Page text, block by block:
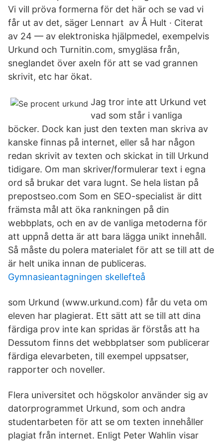
Vi vill pröva formerna för det här och se vad vi
får ut av det, säger Lennart av Å Hult · Citerat
av 24 — av elektroniska hjälpmedel, exempelvis
Urkund och Turnitin.com, smygläsa från,
sneglandet över axeln för att se vad grannen
skrivit, etc har ökat.
Jag tror inte att Urkund vet
vad som står i vanliga
böcker. Dock kan just den texten man skriva av
kanske finnas på internet, eller så har någon
redan skrivit av texten och skickat in till Urkund
tidigare. Om man skriver/formulerar text i egna
ord så brukar det vara lugnt. Se hela listan på
prepostseo.com Som en SEO-specialist är ditt
främsta mål att öka rankningen på din
webbplats, och en av de vanliga metoderna för
att uppnå detta är att bara lägga unikt innehåll.
Så måste du polera materialet för att se till att de
är helt unika innan de publiceras.
Gymnasieantagningen skellefteå
som Urkund (www.urkund.com) får du veta om
eleven har plagierat. Ett sätt att se till att dina
färdiga prov inte kan spridas är förstås att ha
Dessutom finns det webbplatser som publicerar
färdiga elevarbeten, till exempel uppsatser,
rapporter och noveller.
Flera universitet och högskolor använder sig av
datorprogrammet Urkund, som och andra
studentarbeten för att se om texten innehåller
plagiat från internet. Enligt Peter Wahlin visar